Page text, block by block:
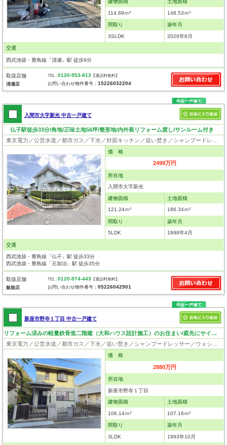
建物面積
114.69ｍ²
土地面積
148.53ｍ²
間取り
3SLDK
築年月
2026年8月
交通
西武池袋・豊島線「清瀬」駅 徒歩9分
取扱店舗
清瀬店
TEL :0120-953-813 【通話料無料】
お問い合わせ物件番号：15226032204
入間市大字新光 中古一戸建て
仏子駅徒歩33分/角地/正味土地56坪/整形地/内外装リフォーム渡し/サンルーム付き
価 格
2499万円
所在地
入間市大字新光
建物面積
121.24ｍ²
土地面積
186.34ｍ²
間取り
5LDK
築年月
1998年4月
交通
西武池袋・豊島線「仏子」駅 徒歩33分
西武池袋・豊島線「元加治」駅 徒歩35分
取扱店舗
飯能店
TEL :0120-974-443 【通話料無料】
お問い合わせ物件番号：05226042901
新座市野寺１丁目 中古一戸建て
リフォーム済みの軽量鉄骨造二階建（大和ハウス設計施工）のお住まい/庭先にサイクルポートあり
東京電力／公営水道／都市ガス／下水／追い焚き／シャンプードレッサー／ウォシュレット／システムキッチン／浄水器／床下収納／フローリング／クローゼット
価 格
2880万円
所在地
新座市野寺１丁目
建物面積
106.14ｍ²
土地面積
107.16ｍ²
間取り
3LDK
築年月
1993年10月